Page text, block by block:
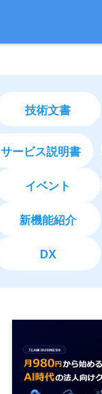
技術文書
サービス説明書
イベント
新機能紹介
DX